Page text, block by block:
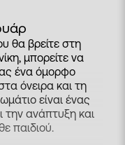
θα βρείτε στη
μπορείτε να
ένα όμορφο
όνειρα και τη
είναι ένας
την ανάπτυξη και
παιδιού.